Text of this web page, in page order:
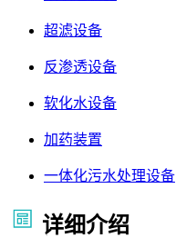
超滤设备
反渗透设备
软化水设备
加药装置
一体化污水处理设备
详细介绍